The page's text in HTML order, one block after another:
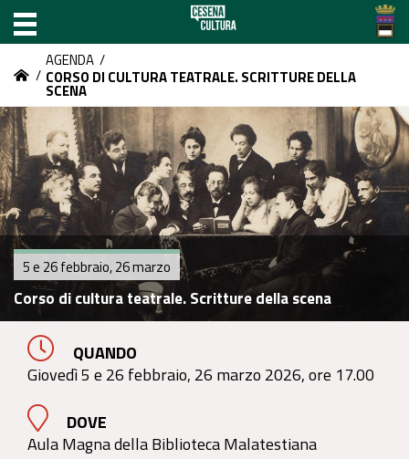
/
AGENDA /
CORSO DI CULTURA TEATRALE. SCRITTURE DELLA
SCENA
5 e 26 febbraio, 26 marzo
Corso di cultura teatrale. Scritture della scena
QUANDO
Giovedì 5 e 26 febbraio, 26 marzo 2026, ore 17.00
DOVE
Aula Magna della Biblioteca Malatestiana